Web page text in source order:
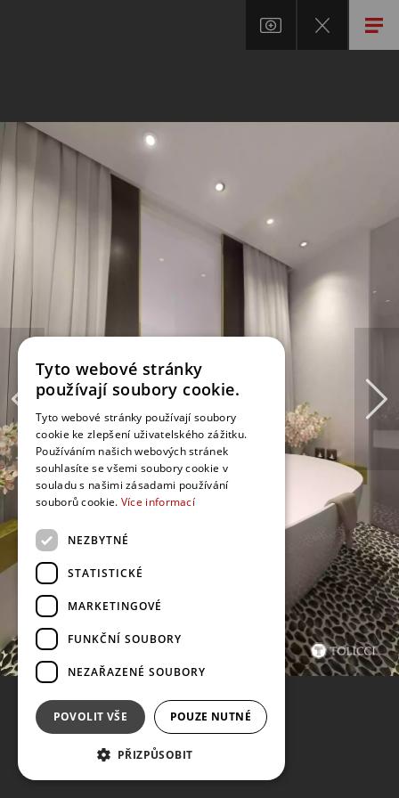
Tyto webové stránky
používají soubory cookie.
Tyto webové stránky používají soubory
cookie ke zlepšení uživatelského zážitku.
Používáním našich webových stránek
souhlasíte se všemi soubory cookie v
souladu s našimi zásadami používání
souborů cookie. Více informací
NEZBYTNÉ
STATISTICKÉ
MARKETINGOVÉ
FUNKČNÍ SOUBORY
NEZAŘAZENÉ SOUBORY
POVOLIT VŠE POUZE NUTNÉ
PŘIZPŮSOBIT